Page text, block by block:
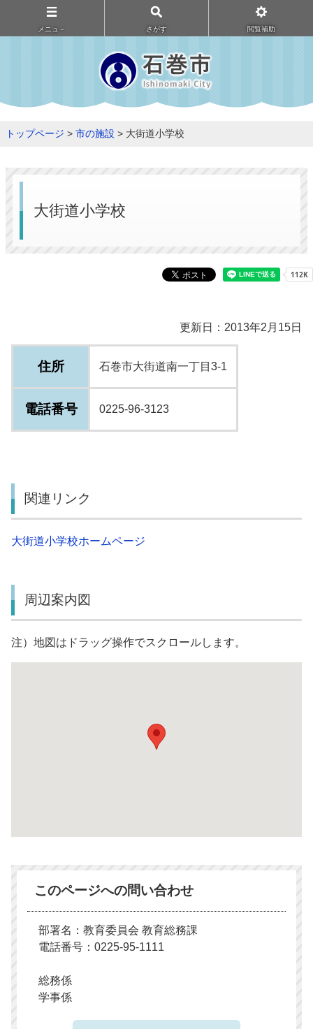
メニュ－ さがす 閲覧補助
トップページ > 市の施設 > 大街道小学校
大街道小学校
更新日：2013年2月15日
住所 石巻市大街道南一丁目3-1
電話番号 0225-96-3123
関連リンク
大街道小学校ホームページ
周辺案内図
注）地図はドラッグ操作でスクロールします。
このページへの問い合わせ
部署名：教育委員会 教育総務課
電話番号：0225-95-1111
総務係
学事係